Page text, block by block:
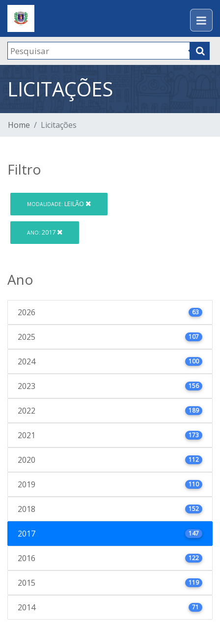
LICITAÇÕES
Home Licitações
Filtro
MODALIDADE: LEILÃO
ANO: 2017
Ano
2026 63
2025 107
2024 100
2023 156
2022 189
2021 173
2020 112
2019 110
2018 152
2017 147
2016 122
2015 119
2014 71